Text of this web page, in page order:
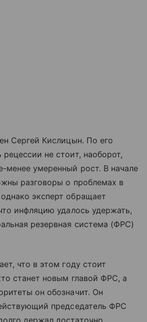
Сергей Кислицын. По его
не стоит, наоборот,
менее умеренный рост. В начале
разговоры о проблемах в
эксперт обращает
инфляцию удалось удержать,
резервная система (ФРС)
что в этом году стоит
станет новым главой ФРС, а
он обозначит. Он
председатель ФРС
держал достаточно